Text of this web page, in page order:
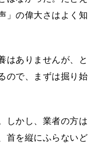
」の偉大さはよく知
はありませんが、と
ので、まずは掘り始
しかし、業者の方は
首を縦にふらないど